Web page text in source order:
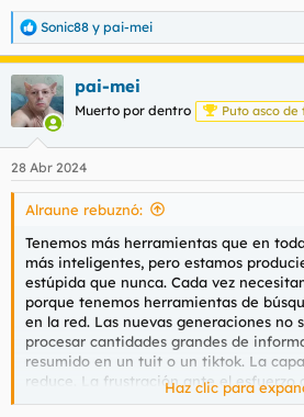
R
e
a
c
c
i
e
s
Sonic88 y pai-mei
pai-mei
Muerto por dentro Puto asco de
28 Abr 2024
Alraune rebuznó:
Tenemos más herramientas que en
más inteligentes, pero estamos
estúpida que nunca. Cada vez
porque tenemos herramientas de
en la red. Las nuevas generaciones no
procesar cantidades grandes de
resumido en un tuit o un tiktok. La
reduce. La frustración ante el esfuerzo
gente tiene problemas para leer
Haz clic para